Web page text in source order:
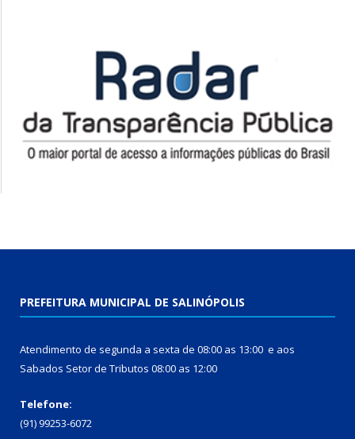
PREFEITURA MUNICIPAL DE SALINÓPOLIS
Atendimento de segunda a sexta de 08:00 as 13:00 e aos
Sabados Setor de Tributos 08:00 as 12:00
Telefone:
(91) 99253-6072